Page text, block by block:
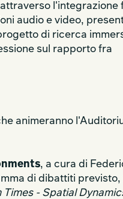
l'integrazione
audio e video,
di ricerca
sul rapporto fra
animeranno
, a cura di
di dibattiti previsto,
Times - Spatial